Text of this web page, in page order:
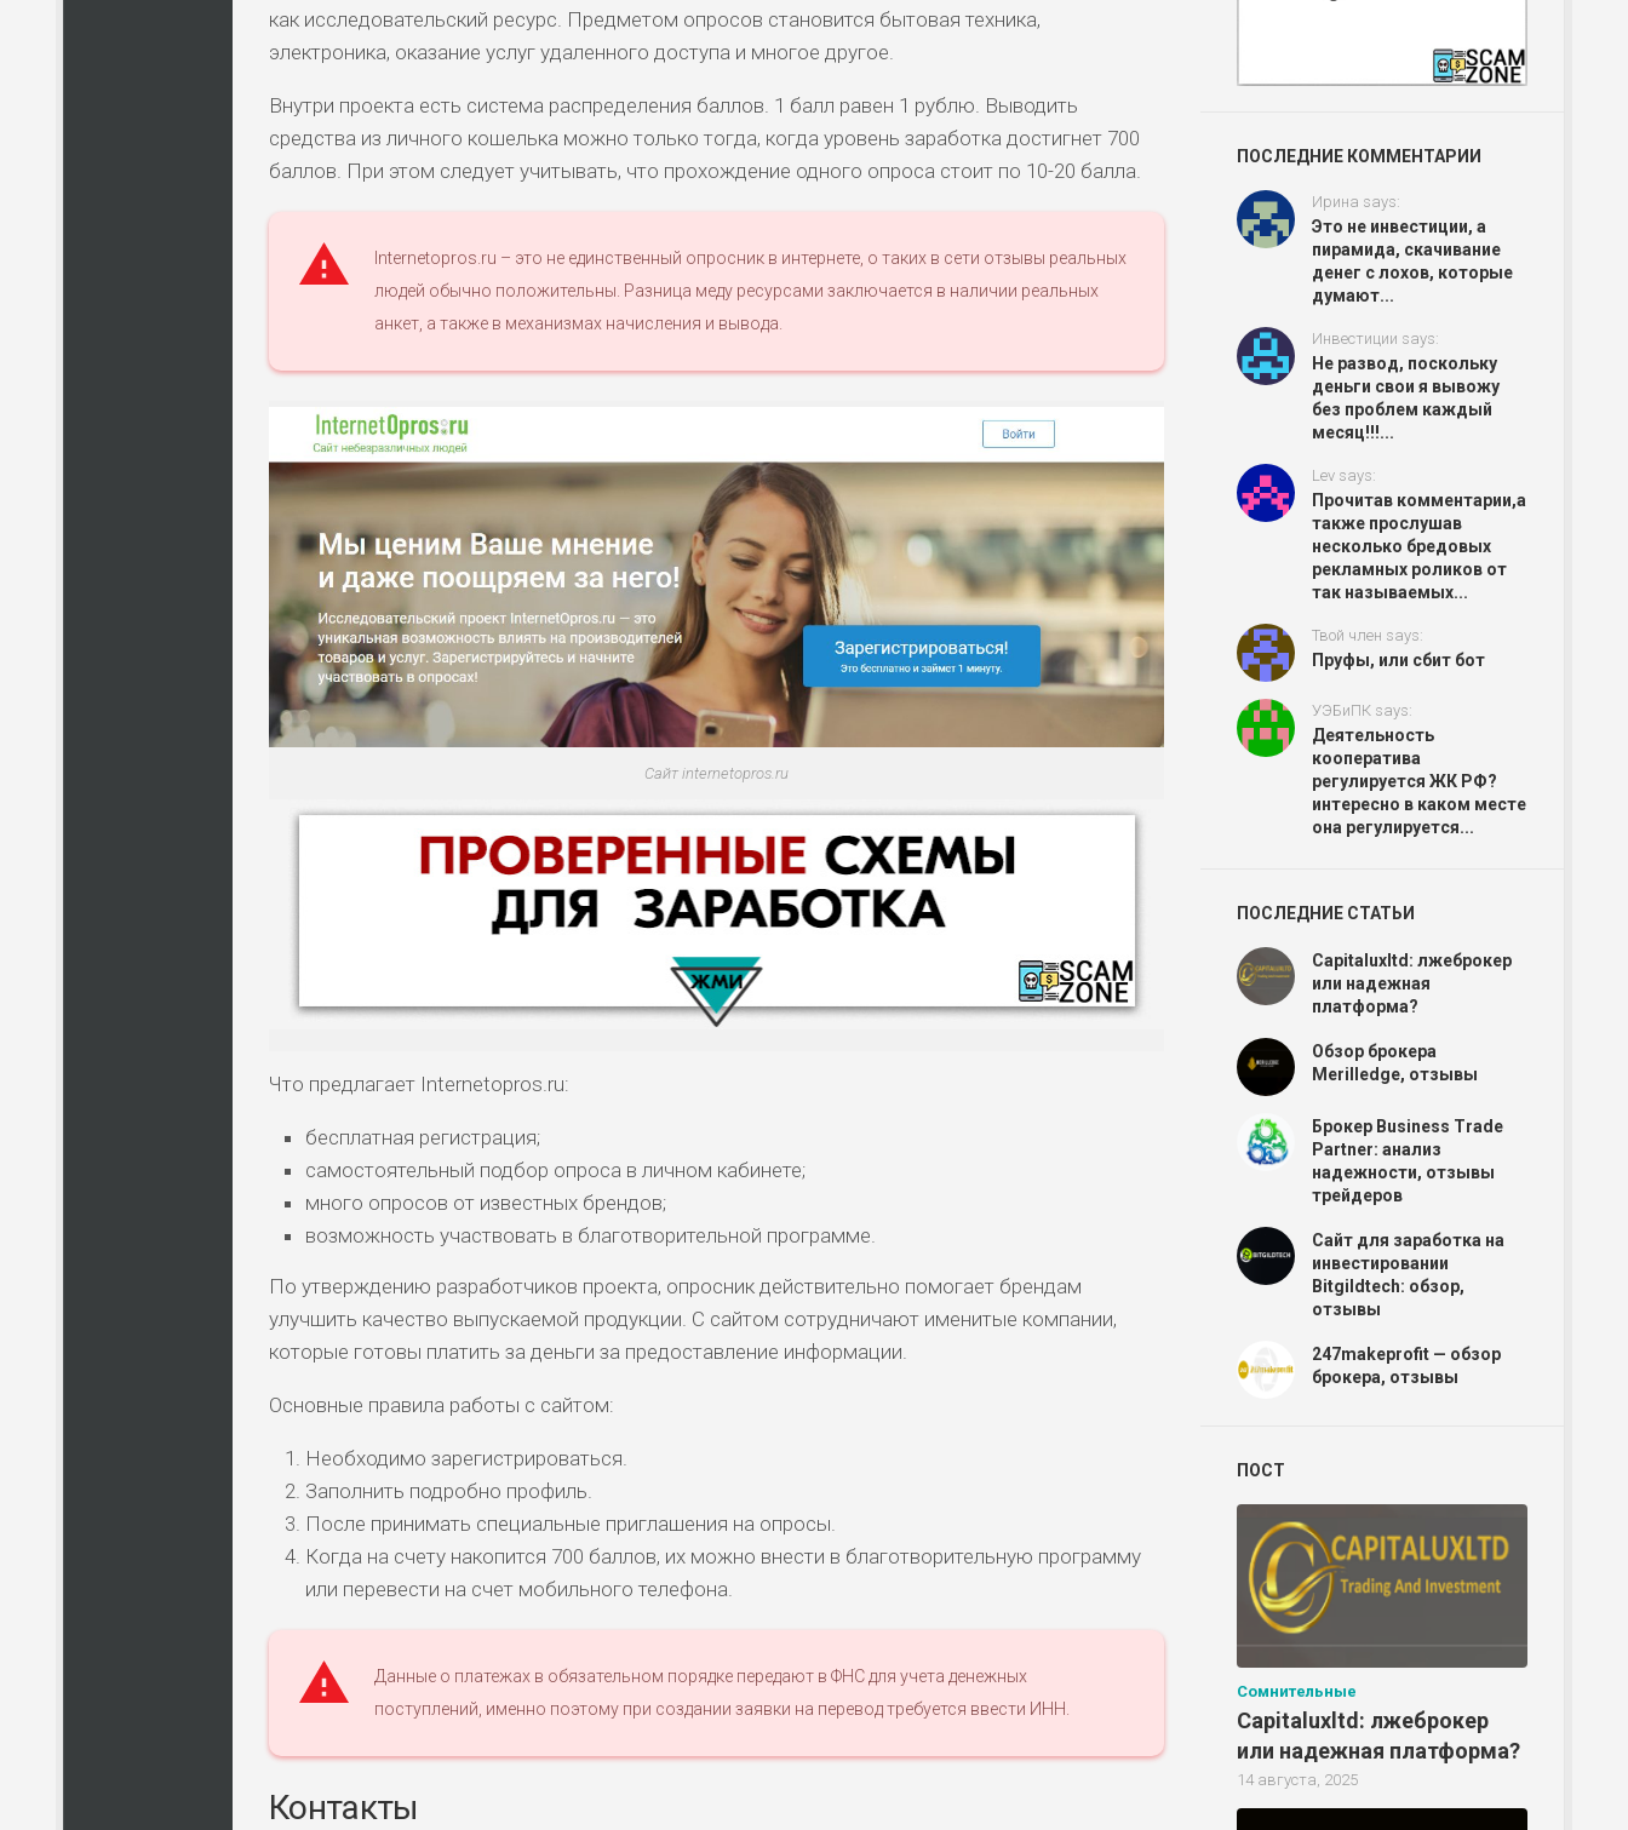
как исследовательский ресурс. Предметом опросов становится бытовая техника,
электроника, оказание услуг удаленного доступа и многое другое.
Внутри проекта есть система распределения баллов. 1 балл равен 1 рублю. Выводить
средства из личного кошелька можно только тогда, когда уровень заработка достигнет 700
баллов. При этом следует учитывать, что прохождение одного опроса стоит по 10-20 балла.
Internetopros.ru – это не единственный опросник в интернете, о таких в сети отзывы реальных
людей обычно положительны. Разница меду ресурсами заключается в наличии реальных
анкет, а также в механизмах начисления и вывода.
Сайт internetopros.ru
НАЗВАНИЕ РИСКИ
ПОДОЙДЕТ
НИЗКИЕ
ВЫСОКИ
ВЫСОКИ
0 ОБЗОР
ЛЮБИТЕЛЯМ
ВСЕМ
НИЗКИЕ НИЗКИЙ
Что предлагает Internetopros.ru:
бесплатная регистрация;
самостоятельный подбор опроса в личном кабинете;
много опросов от известных брендов;
возможность участвовать в благотворительной программе.
По утверждению разработчиков проекта, опросник действительно помогает брендам
улучшить качество выпускаемой продукции. С сайтом сотрудничают именитые компании,
которые готовы платить за деньги за предоставление информации.
Основные правила работы с сайтом:
Необходимо зарегистрироваться.
Заполнить подробно профиль.
После принимать специальные приглашения на опросы.
Когда на счету накопится 700 баллов, их можно внести в благотворительную программу
или перевести на счет мобильного телефона.
Данные о платежах в обязательном порядке передают в ФНС для учета денежных
поступлений, именно поэтому при создании заявки на перевод требуется ввести ИНН.
Контакты
ПОСЛЕДНИЕ КОММЕНТАРИИ
Ирина says:
Это не инвестиции, а
пирамида, скачивание
денег с лохов, которые
думают...
Инвестиции says:
Не развод, поскольку
деньги свои я вывожу
без проблем каждый
месяц!!!...
Lev says:
Прочитав комментарии,а
также прослушав
несколько бредовых
рекламных роликов от
так называемых...
Твой член says:
Пруфы, или сбит бот
УЭБиПК says:
Деятельность
кооператива
регулируется ЖК РФ?
интересно в каком месте
она регулируется...
ПОСЛЕДНИЕ СТАТЬИ
Capitaluxltd: лжеброкер
или надежная
платформа?
Обзор брокера
Merilledge, отзывы
Брокер Business Trade
Partner: анализ
надежности, отзывы
трейдеров
Сайт для заработка на
инвестировании
Bitgildtech: обзор,
отзывы
247makeprofit — обзор
брокера, отзывы
ПОСТ
Сомнительные
Capitaluxltd: лжеброкер
или надежная платформа?
14 августа, 2025